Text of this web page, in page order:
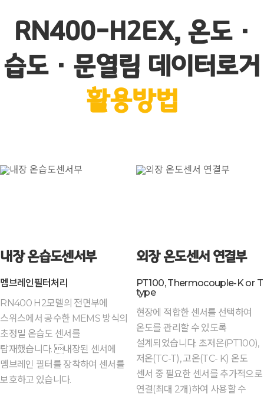
RN400-H2EX, 온도 ·
습도 · 문열림 데이터로거
활용방법
내장 온습도센서부
멤브레인필터처리
RN400 H2모델의 전면부에
스위스에서 공수한 MEMS 방식의
초정밀 온습도 센서를
탑재했습니다. 내장된 센서에
멤브레인 필터를 장착하여 센서를
보호하고 있습니다.
외장 온도센서 연결부
PT100, Thermocouple-K or T
type
현장에 적합한 센서를 선택하여
온도를 관리할 수 있도록
설계되었습니다. 초저온(PT100),
저온(TC-T), 고온(TC- K) 온도
센서 중 필요한 센서를 추가적으로
연결(최대 2개)하여 사용할 수